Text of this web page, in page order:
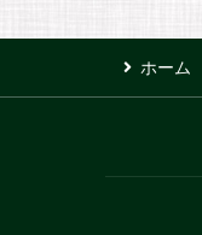
ホーム